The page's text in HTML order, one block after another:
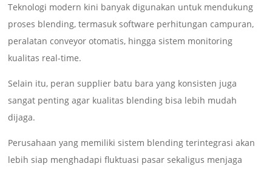
Teknologi modern kini banyak digunakan untuk mendukung
proses blending, termasuk software perhitungan campuran,
peralatan conveyor otomatis, hingga sistem monitoring
kualitas real-time.
Selain itu, peran supplier batu bara yang konsisten juga
sangat penting agar kualitas blending bisa lebih mudah
dijaga.
Perusahaan yang memiliki sistem blending terintegrasi akan
lebih siap menghadapi fluktuasi pasar sekaligus menjaga